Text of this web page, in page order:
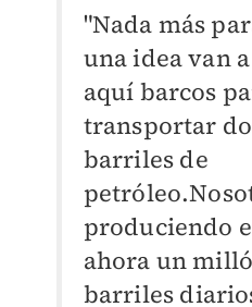
"Nada más
una idea van
aquí barcos
transportar
barriles de
produciendo
ahora un
barriles